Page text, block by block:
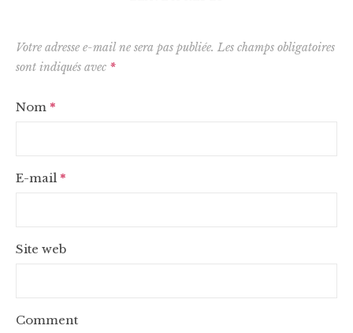
Votre adresse e-mail ne sera pas publiée. Les champs obligatoires
sont indiqués avec *
Nom *
E-mail *
Site web
Comment